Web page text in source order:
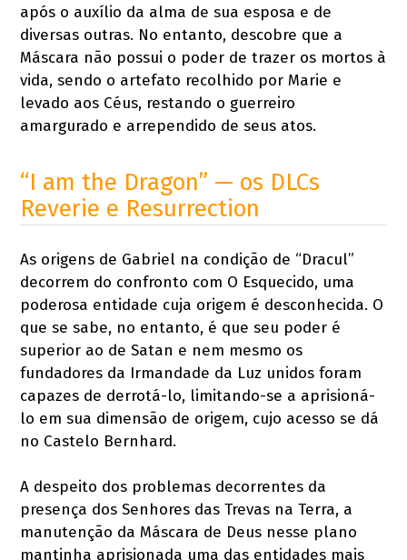
após o auxílio da alma de sua esposa e de
diversas outras. No entanto, descobre que a
Máscara não possui o poder de trazer os mortos à
vida, sendo o artefato recolhido por Marie e
levado aos Céus, restando o guerreiro
amargurado e arrependido de seus atos.
“I am the Dragon” — os DLCs
Reverie e Resurrection
As origens de Gabriel na condição de “Dracul”
decorrem do confronto com O Esquecido, uma
poderosa entidade cuja origem é desconhecida. O
que se sabe, no entanto, é que seu poder é
superior ao de Satan e nem mesmo os
fundadores da Irmandade da Luz unidos foram
capazes de derrotá-lo, limitando-se a aprisioná-
lo em sua dimensão de origem, cujo acesso se dá
no Castelo Bernhard.
A despeito dos problemas decorrentes da
presença dos Senhores das Trevas na Terra, a
manutenção da Máscara de Deus nesse plano
mantinha aprisionada uma das entidades mais